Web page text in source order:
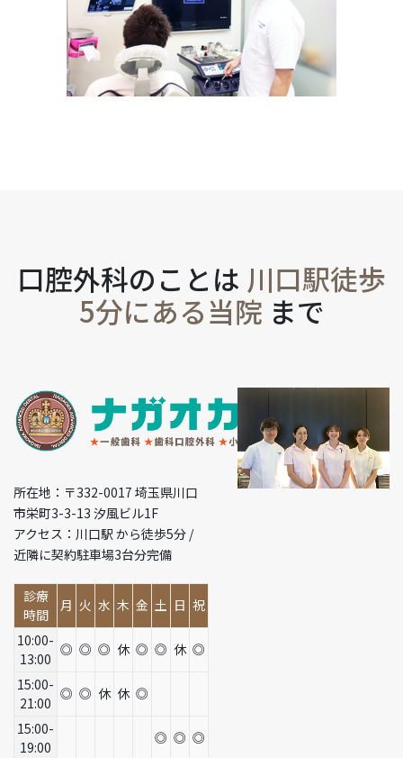
口腔外科のことは 川口駅徒歩
5分にある当院 まで
所在地：〒332-0017 埼玉県川口
市栄町3-3-13 汐風ビル1F
アクセス：川口駅 から徒歩5分 /
近隣に契約駐車場3台分完備
診療
時間
月 火 水 木 金 土 日 祝
10:00-
13:00
◎ ◎ ◎ 休 ◎ ◎ 休 ◎
15:00-
21:00
◎ ◎ 休 休 ◎
15:00-
19:00
◎ ◎ ◎